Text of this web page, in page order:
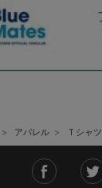
アパレル Ｔシャツ